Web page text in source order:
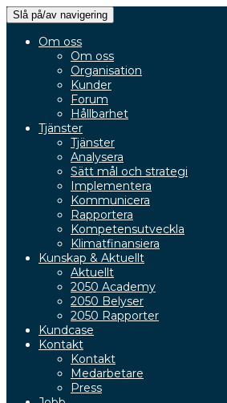
Slå på/av navigering
Om oss
Om oss
Organisation
Kunder
Forum
Hållbarhet
Tjänster
Tjänster
Analysera
Sätt mål och strategi
Implementera
Kommunicera
Rapportera
Kompetensutveckla
Klimatfinansiera
Kunskap & Aktuellt
Aktuellt
2050 Academy
2050 Belyser
2050 Rapporter
Kundcase
Kontakt
Kontakt
Medarbetare
Press